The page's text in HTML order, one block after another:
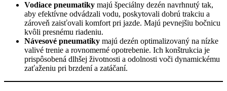
Vodiace pneumatiky majú špeciálny dezén navrhnutý tak,
aby efektívne odvádzali vodu, poskytovali dobrú trakciu a
zároveň zaisťovali komfort pri jazde. Majú pevnejšiu bočnicu
kvôli presnému riadeniu.
Návesové pneumatiky majú dezén optimalizovaný na nízke
valivé trenie a rovnomerné opotrebenie. Ich konštrukcia je
prispôsobená dlhšej životnosti a odolnosti voči dynamickému
zaťaženiu pri brzdení a zatáčaní.